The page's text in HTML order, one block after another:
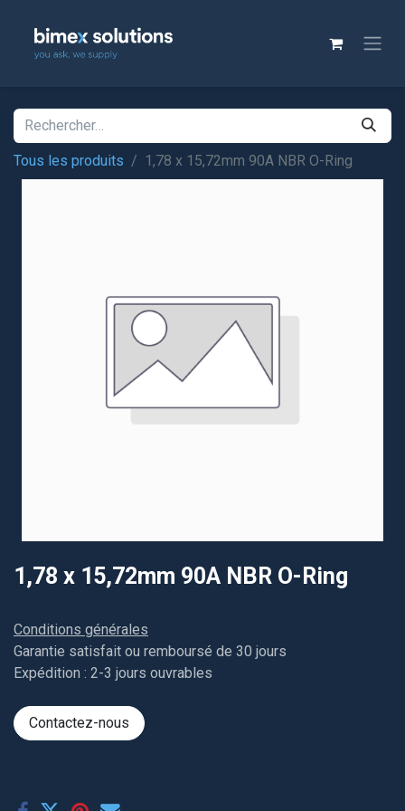
Tous les produits 1,78 x 15,72mm 90A NBR O-Ring
1,78 x 15,72mm 90A NBR O-Ring
Conditions générales
Garantie satisfait ou remboursé de 30 jours
Expédition : 2-3 jours ouvrables
Contactez-nous